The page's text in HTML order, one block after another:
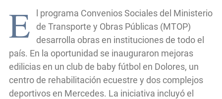
E
l programa Convenios Sociales del Ministerio
de Transporte y Obras Públicas (MTOP)
desarrolla obras en instituciones de todo el
país. En la oportunidad se inauguraron mejoras
edilicias en un club de baby fútbol en Dolores, un
centro de rehabilitación ecuestre y dos complejos
deportivos en Mercedes. La iniciativa incluyó el